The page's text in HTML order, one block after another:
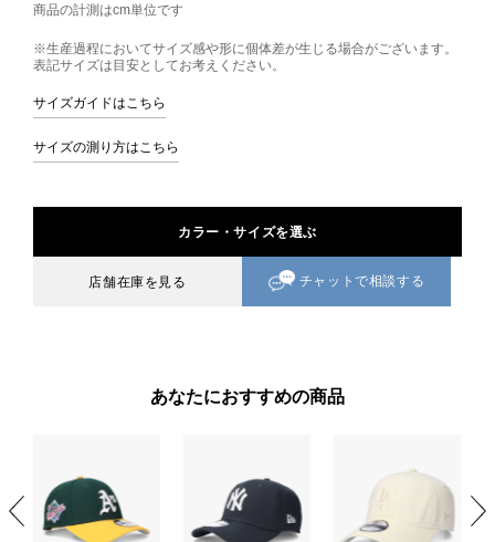
商品の計測はcm単位です
※生産過程においてサイズ感や形に個体差が生じる場合がございます。
表記サイズは目安としてお考えください。
サイズガイドはこちら
サイズの測り方はこちら
カラー・サイズを選ぶ
店舗在庫を見る チャットで相談する
あなたにおすすめの商品